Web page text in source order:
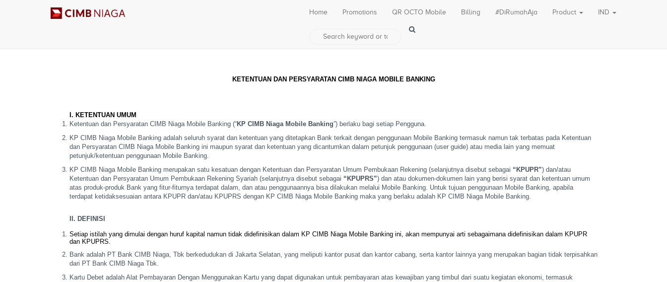
Home Promotions QR OCTO Mobile Billing #DiRumahAja Product IND
KETENTUAN DAN PERSYARATAN CIMB NIAGA MOBILE BANKING
I. KETENTUAN UMUM
Ketentuan dan Persyaratan CIMB Niaga Mobile Banking (“KP CIMB Niaga Mobile Banking”) berlaku bagi setiap Pengguna.
KP CIMB Niaga Mobile Banking adalah seluruh syarat dan ketentuan yang ditetapkan Bank terkait dengan penggunaan Mobile Banking termasuk namun tak terbatas pada Ketentuan
dan Persyaratan CIMB Niaga Mobile Banking ini maupun syarat dan ketentuan yang dicantumkan dalam petunjuk penggunaan (user guide) atau media lain yang memuat
petunjuk/ketentuan penggunaan Mobile Banking.
KP CIMB Niaga Mobile Banking merupakan satu kesatuan dengan Ketentuan dan Persyaratan Umum Pembukaan Rekening (selanjutnya disebut sebagai “KPUPR”) dan/atau
Ketentuan dan Persyaratan Umum Pembukaan Rekening Syariah (selanjutnya disebut sebagai “KPUPRS”) dan atau dokumen-dokumen lain yang berisi syarat dan ketentuan umum
atas produk-produk Bank yang fitur-fiturnyaterdapat dalam, dan atau penggunaannya bisa dilakukan melalui Mobile Banking. Untuk tujuan penggunaan Mobile Banking, apabila
terdapat ketidaksesuaian antara KPUPR dan/atau KPUPRS dengan KP CIMB Niaga Mobile Banking maka yang berlaku adalah KP CIMB Niaga Mobile Banking.
II. DEFINISI
Setiap istilah yang dimulai dengan huruf kapital namun tidak didefinisikan dalam KP CIMB Niaga Mobile Banking ini, akan mempunyai arti sebagaimana didefinisikan dalam KPUPR
dan KPUPRS.
Bank adalah PT Bank CIMB Niaga, Tbk berkedudukan di Jakarta Selatan, yang meliputi kantor pusat dan kantor cabang, serta kantor lainnya yang merupakan bagian tidak terpisahkan
dari PT Bank CIMB Niaga Tbk.
Kartu Debet adalah Alat Pembayaran Dengan Menggunakan Kartu yang dapat digunakan untuk pembayaran atas kewajiban yang timbul dari suatu kegiatan ekonomi, termasuk